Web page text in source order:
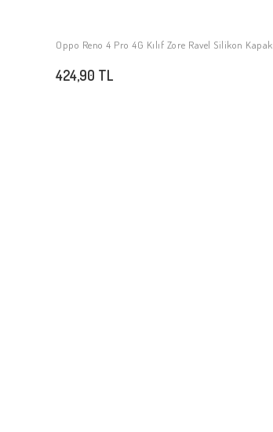
SEPETE EKLE
Oppo Reno 4 Pro 4G Kılıf Zore Ravel Silikon Kapak
424,90 TL